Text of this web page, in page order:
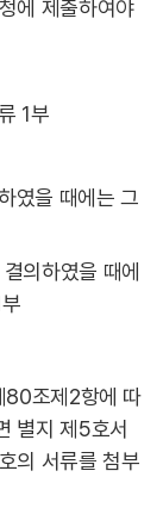
에 제출하여야
1부
였을 때에는 그
의하였을 때에
80조제2항에 따
별지 제5호서
의 서류를 첨부